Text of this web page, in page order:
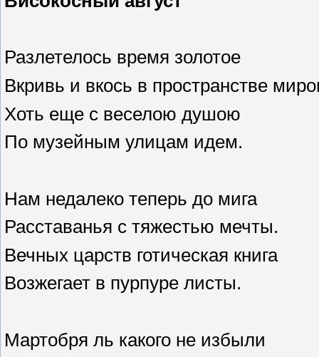
Разлетелось время золотое
Вкривь и вкось в пространстве
Хоть еще с веселою душою
По музейным улицам идем.
Нам недалеко теперь до мига
Расставанья с тяжестью мечты.
Вечных царств готическая книга
Возжегает в пурпуре листы.
Мартобря ль какого не избыли